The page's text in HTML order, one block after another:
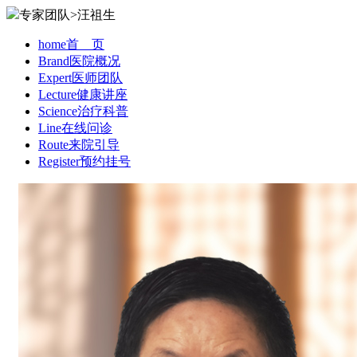
专家团队>汪祖生
home首 页
Brand医院概况
Expert医师团队
Lecture健康讲座
Science治疗科普
Line在线问诊
Route来院引导
Register预约挂号